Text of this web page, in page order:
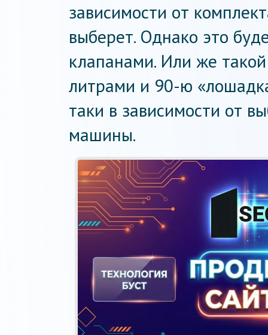
зависимости от
выберет. Однако это
клапанами. Или же
литрами и 90-ю
таки в зависимости от
машины.